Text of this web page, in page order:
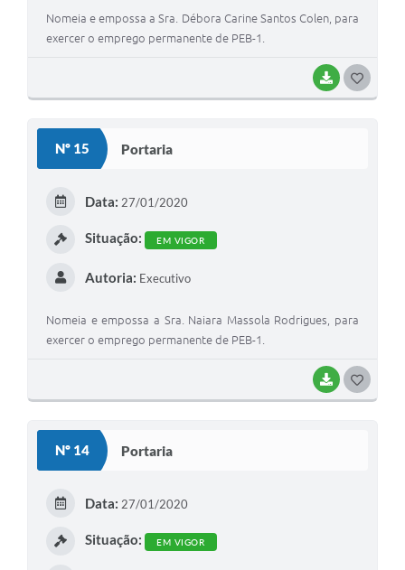
BAIXAR
Nomeia e empossa a Sra. Débora Carine Santos Colen, para
exercer o emprego permanente de PEB-1.
Nº 15 Portaria
BAIXAR
Data: 27/01/2020
Situação: EM VIGOR
Autoria: Executivo
Nomeia e empossa a Sra. Naiara Massola Rodrigues, para
exercer o emprego permanente de PEB-1.
Nº 14 Portaria
Data: 27/01/2020
Situação: EM VIGOR